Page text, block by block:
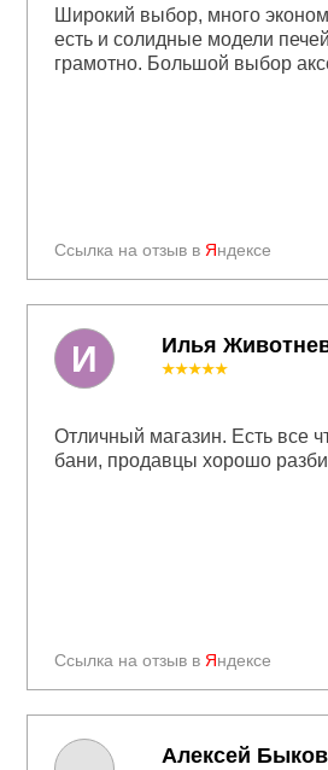
Ссылка на отзыв в Яндексе
Широкий выбор, много
есть и солидные модели
грамотно. Большой выбор
Илья
Ссылка на отзыв в Яндексе
★★★★★
Отличный магазин. Есть все
бани, продавцы хорошо
И
Алексей